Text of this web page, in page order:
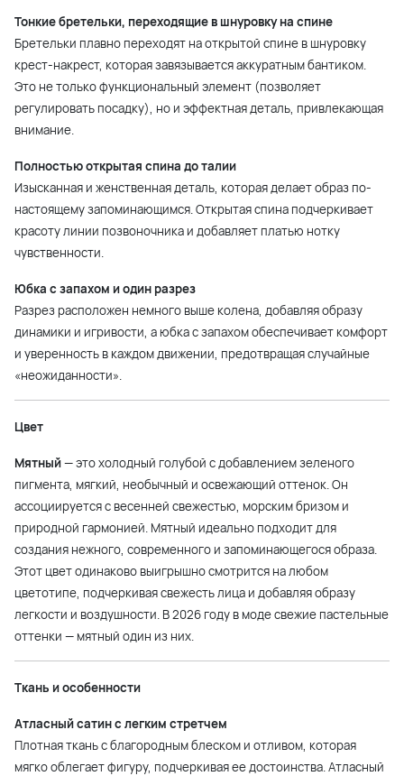
Тонкие бретельки, переходящие в шнуровку на спине
Бретельки плавно переходят на открытой спине в шнуровку
крест-накрест, которая завязывается аккуратным бантиком.
Это не только функциональный элемент (позволяет
регулировать посадку), но и эффектная деталь, привлекающая
внимание.
Полностью открытая спина до талии
Изысканная и женственная деталь, которая делает образ по-
настоящему запоминающимся. Открытая спина подчеркивает
красоту линии позвоночника и добавляет платью нотку
чувственности.
Юбка с запахом и один разрез
Разрез расположен немного выше колена, добавляя образу
динамики и игривости, а юбка с запахом обеспечивает комфорт
и уверенность в каждом движении, предотвращая случайные
«неожиданности».
Цвет
Мятный— это холодный голубой с добавлением зеленого
пигмента, мягкий, необычный и освежающий оттенок. Он
ассоциируется с весенней свежестью, морским бризом и
природной гармонией. Мятный идеально подходит для
создания нежного, современного и запоминающегося образа.
Этот цвет одинаково выигрышно смотрится на любом
цветотипе, подчеркивая свежесть лица и добавляя образу
легкости и воздушности. В 2026 году в моде свежие пастельные
оттенки — мятный один из них.
Ткань и особенности
Атласный сатин с легким стретчем
Плотная ткань с благородным блеском и отливом, которая
мягко облегает фигуру, подчеркивая ее достоинства. Атласный